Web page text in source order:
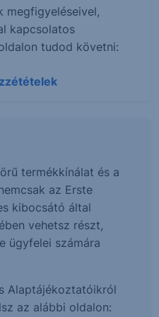
megfigyeléseivel,
kapcsolatos
tudod követni:
termékkínálat és a
az Erste
kibocsátó által
vehetsz részt,
ügyfelei számára
Alaptájékoztatóikról
az alábbi oldalon: